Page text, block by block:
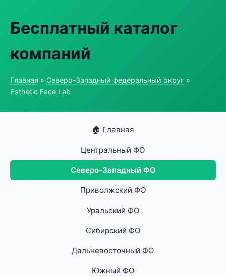
Бесплатный каталог
компаний
Главная » Северо-Западный федеральный округ »
Esthetic Face Lab
🏠 Главная
Центральный ФО
Северо-Западный ФО
Приволжский ФО
Уральский ФО
Сибирский ФО
Дальневосточный ФО
Южный ФО